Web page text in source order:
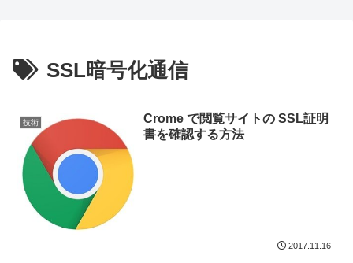
SSL暗号化通信
技術
Crome で閲覧サイトの SSL証明
書を確認する方法
2017.11.16